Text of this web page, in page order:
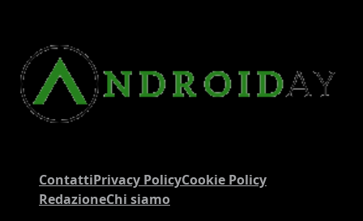
ContattiPrivacy PolicyCookie Policy
RedazioneChi siamo